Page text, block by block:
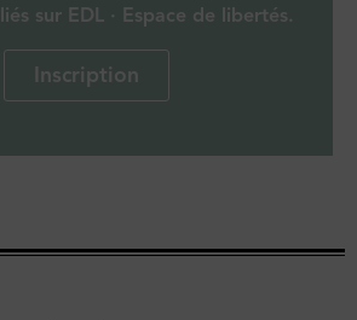
sur EDL · Espace de libertés.
Inscription